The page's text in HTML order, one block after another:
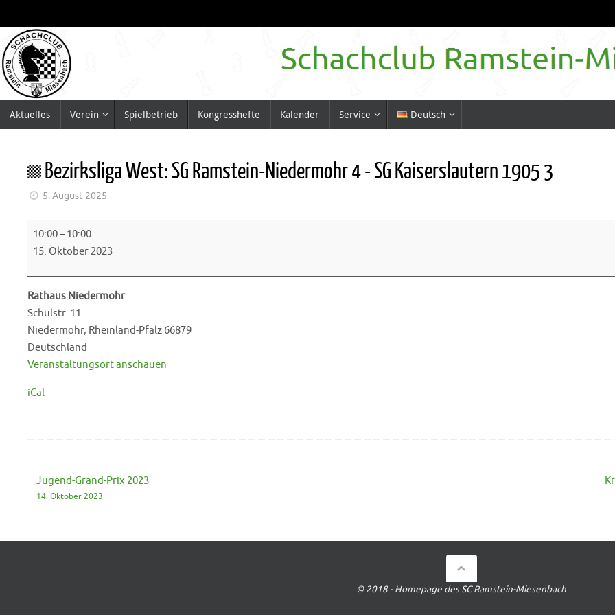
Inhalt
springen
Inhalt
Aktuelles Verein Spielbetrieb Kongresshefte Kalender Service Deutsch
Bezirksliga West: SG Ramstein-Niedermohr 4 - SG Kaiserslautern 1905 3
5. August 2025
Bezirksliga
West:
Ramstein-
Niedermohr
4
-
SG
Kaiserslautern
3
10:00–10:00
15. Oktober 2023
Rathaus Niedermohr
Schulstr. 11
Niedermohr, Rheinland-Pfalz 66879
Deutschland
Veranstaltungsort anschauen
iCal
Jugend-Grand-Prix 2023
14. Oktober 2023
© 2018 - Homepage des SC Ramstein-Miesenbach